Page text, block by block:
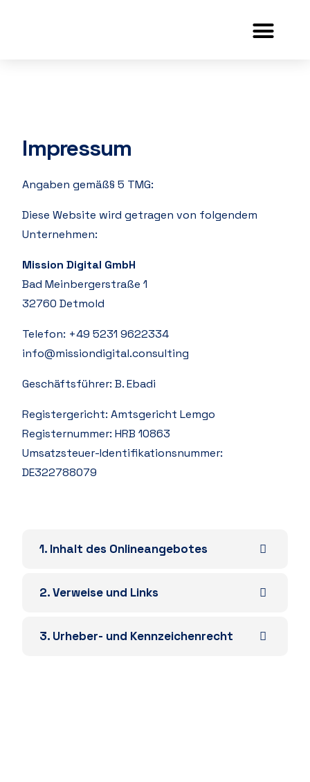
Impressum
Angaben gemäß§ 5 TMG:
Diese Website wird getragen von folgendem
Unternehmen:
Mission Digital GmbH
Bad Meinbergerstraße 1
32760 Detmold
Telefon: +49 5231 9622334
info@missiondigital.consulting
Geschäftsführer: B. Ebadi
Registergericht: Amtsgericht Lemgo
Registernummer: HRB 10863
Umsatzsteuer-Identifikationsnummer:
DE322788079
1. Inhalt des Onlineangebotes
2. Verweise und Links
3. Urheber- und Kennzeichenrecht